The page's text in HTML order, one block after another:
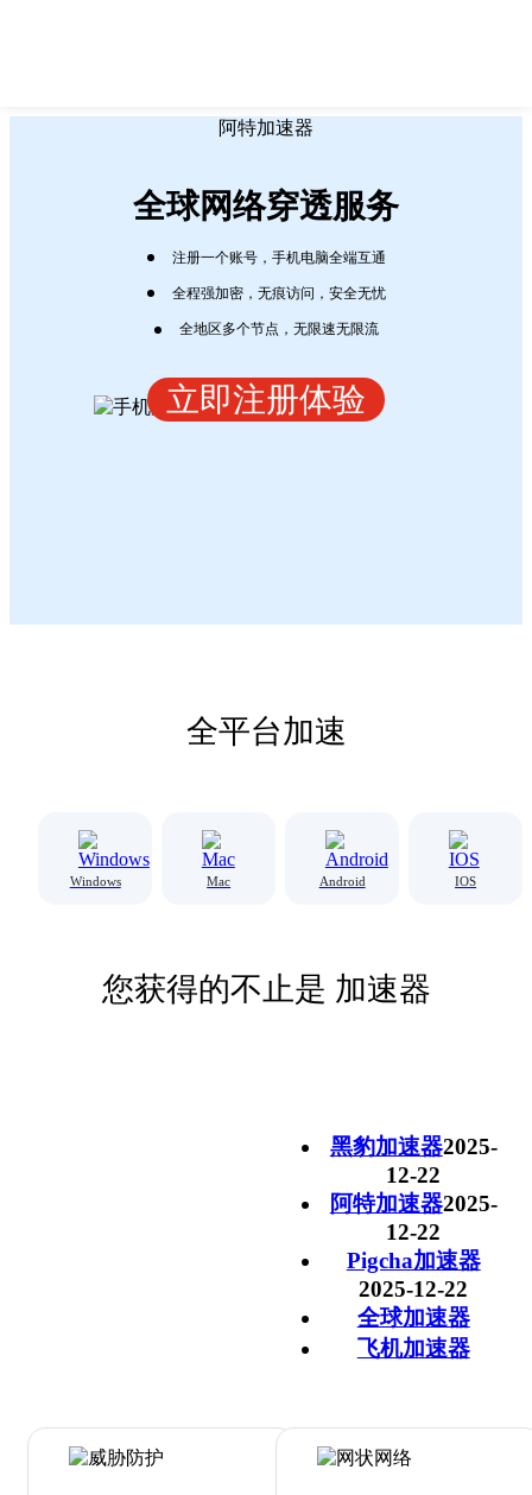
阿特加速器
全球网络穿透服务
注册一个账号，手机电脑全端互通
全程强加密，无痕访问，安全无忧
全地区多个节点，无限速无限流
立即注册体验
全平台加速
Windows Mac Android IOS
您获得的不止是 加速器
黑豹加速器2025-
12-22
阿特加速器2025-
12-22
Pigcha加速器
2025-12-22
全球加速器
飞机加速器